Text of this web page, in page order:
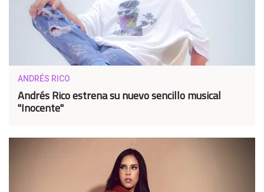
ANDRÉS RICO
Andrés Rico estrena su nuevo sencillo musical
"Inocente"